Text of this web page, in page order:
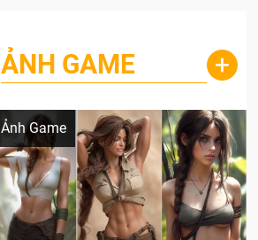
ẢNH GAME +
Ảnh Game
Lala Croft vừa nóng vừa xinh dưới nét vẽ